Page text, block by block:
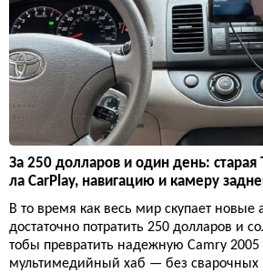
За 250 долларов и один день: старая
ла CarPlay, навигацию и камеру
В то время как весь мир скупает новые
достаточно потратить 250 долларов и
тобы превратить надежную Camry
мультимедийный хаб — без сварочных